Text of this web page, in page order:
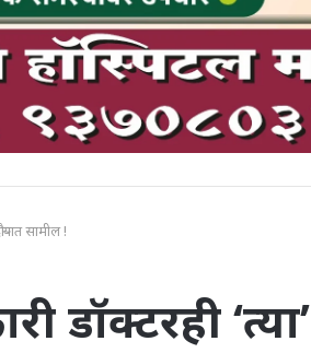
सामील !
डॉक्टरही ‘त्या’